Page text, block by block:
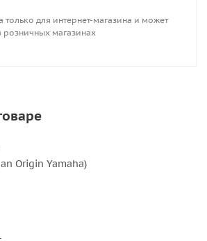
г. - наст. время
только для интернет-магазина и может
розничных магазинах
Origin Yamaha)